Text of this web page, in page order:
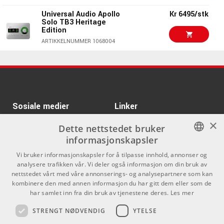
SILVERR47
ARTIKKELNUMMER 1091539
ARTIKKELNUMMER 1055402
Channel Strip
ARTIKKELNUMMER 1094207
Universal Audio Apollo
Solo TB3 Heritage
Edition
ARTIKKELNUMMER 1068004
Kr 6495/stk
AMP PM-4/50
sE Electronics RF-X
White/Black
ARTIKKELNUMMER 1064806
AMP PM-4/25
ARTIKKELNUMMER 1001280
AMP PM-4/03
ARTIKKELNUMMER 1046332
Kr 155/stk
Sosiale medier Linker
Om Oss
Kontakt oss
Kjøpsvilkår
Butikken
Varemerker
NORWEGIAN
×
Dette nettstedet bruker
informasjonskapsler
Vi bruker informasjonskapsler for å tilpasse innhold, annonser og
analysere trafikken vår. Vi deler også informasjon om din bruk av
nettstedet vårt med våre annonserings- og analysepartnere som kan
kombinere den med annen informasjon du har gitt dem eller som de
har samlet inn fra din bruk av tjenestene deres. Les mer
STRENGT NØDVENDIG YTELSE